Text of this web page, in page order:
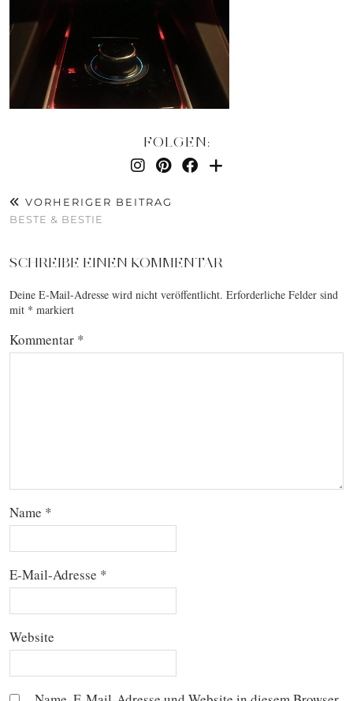
FOLGEN:
VORHERIGER BEITRAG
BESTE & BESTIE
SCHREIBE EINEN KOMMENTAR
Deine E-Mail-Adresse wird nicht veröffentlicht. Erforderliche Felder sind
mit * markiert
Kommentar *
Name *
E-Mail-Adresse *
Website